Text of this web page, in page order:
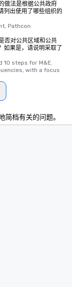
法是根据公共政府
列出使用了哪些组织的
Pathcon
对公共区域和公共
如果是，请说明采取了
10 steps for M&E.
with a focus
简档有关的问题。